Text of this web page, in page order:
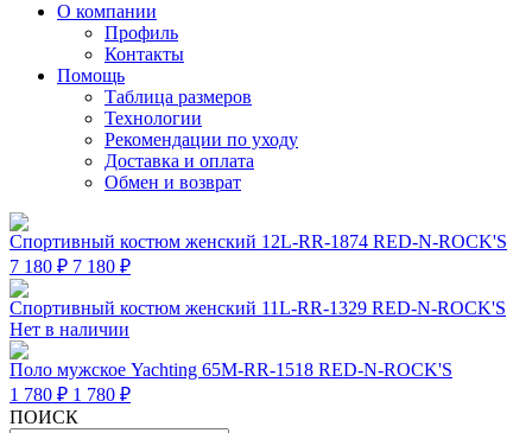
О компании
Профиль
Контакты
Помощь
Таблица размеров
Технологии
Рекомендации по уходу
Доставка и оплата
Обмен и возврат
Спортивный костюм женский 12L-RR-1874 RED-N-ROCK'S
7 180 ₽ 7 180 ₽
Спортивный костюм женский 11L-RR-1329 RED-N-ROCK'S
Нет в наличии
Поло мужское Yachting 65M-RR-1518 RED-N-ROCK'S
1 780 ₽ 1 780 ₽
ПОИСК